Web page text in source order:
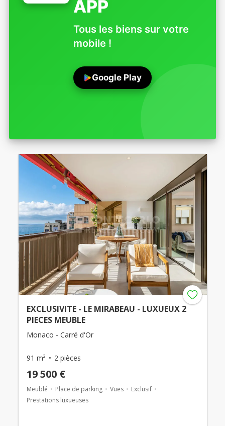
APP
Tous les biens sur votre
mobile !
Google Play
EXCLUSIVITE - LE MIRABEAU - LUXUEUX 2
PIECES MEUBLE
Monaco - Carré d'Or
91 m² 2 pièces
19 500 €
Meublé Place de parking Vues
Exclusif
Prestations luxueuses